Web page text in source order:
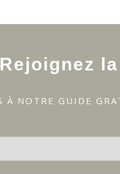
Rejoignez
À NOTRE GUIDE